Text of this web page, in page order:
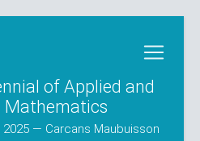
of Applied and
Mathematics
— Carcans Maubuisson